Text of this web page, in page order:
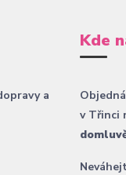
a
Kde
v Třinci